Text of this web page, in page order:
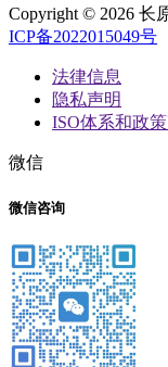
Copyright © 2026 长
ICP备2022015049号
法律信息
隐私声明
ISO体系和政
微信
微信咨询